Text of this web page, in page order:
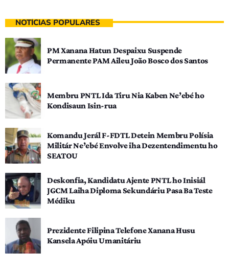
NOTÍCIAS POPULARES
PM Xanana Hatun Despaixu Suspende
Permanente PAM Aileu João Bosco dos Santos
Membru PNTL Ida Tiru Nia Kaben Ne’ebé ho
Kondisaun Isin-rua
Komandu Jerál F-FDTL Detein Membru Polísia
Militár Ne’ebé Envolve iha Dezentendimentu ho
SEATOU
Deskonfia, Kandidatu Ajente PNTL ho Inisiál
JGCM Laiha Diploma Sekundáriu Pasa Ba Teste
Médiku
Prezidente Filipina Telefone Xanana Husu
Kansela Apóiu Umanitáriu